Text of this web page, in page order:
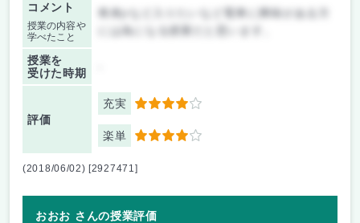
コメント
授業の内容や
学べたこと
将来jrなど入りたいなど電車に興味がある方
授業を
受けた時期
評価
充実 4
楽単 4
(2018/06/02) [2927471]
おおお さんの授業評価